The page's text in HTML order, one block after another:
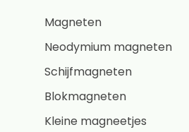
Magneten
Neodymium magneten
Schijfmagneten
Blokmagneten
Kleine magneetjes